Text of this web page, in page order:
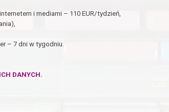
i mediami – 110 EUR/tydzień,
– 7 dni w tygodniu.
DANYCH.